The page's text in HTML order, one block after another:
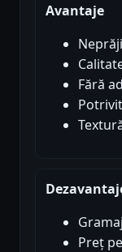
Avantaje
Fără
Preț